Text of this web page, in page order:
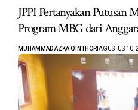
JPPI Pertanyakan Putusan
Program MBG dari
MUHAMMAD AZKA QINTHORI AGUSTUS 10,